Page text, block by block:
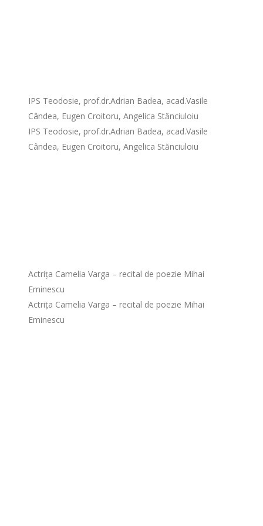
IPS Teodosie, prof.dr.Adrian Badea, acad.Vasile
Cândea, Eugen Croitoru, Angelica Stănciuloiu
IPS Teodosie, prof.dr.Adrian Badea, acad.Vasile
Cândea, Eugen Croitoru, Angelica Stănciuloiu
Actrița Camelia Varga – recital de poezie Mihai
Eminescu
Actrița Camelia Varga – recital de poezie Mihai
Eminescu